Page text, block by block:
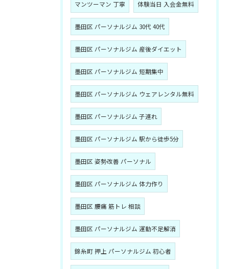
マンツーマン 丁寧 体験当日 入会金無料
墨田区 パーソナルジム 30代 40代
墨田区 パーソナルジム 産後ダイエット
墨田区 パーソナルジム 短期集中
墨田区 パーソナルジム ウェアレンタル無料
墨田区 パーソナルジム 子連れ
墨田区 パーソナルジム 駅から徒歩5分
墨田区 姿勢改善 パーソナル
墨田区 パーソナルジム 体力作り
墨田区 腰痛 筋トレ 相談
墨田区 パーソナルジム 運動不足解消
錦糸町 押上 パーソナルジム 初心者